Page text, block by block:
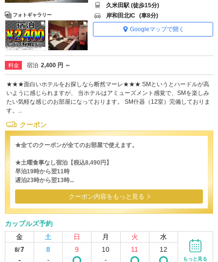
フォトギャラリー
久米田駅 (徒歩15分)
岸和田北IC (車8分)
Googleマップで開く
料金 宿泊 2,400 円 ～
★★★面白いホテルをお探しなら断然マーレ★★★ SMというとハードルが高
いように感じられますが、 当ホテルはアミューズメント感覚で、SMを楽しみ
たい気軽な感じのお部屋になっております。 SM什器（12室）完備しておりま
す。...
クーポン
★全てのクーポンが全てのお部屋で使えます。
★土曜食事なし宿泊【税込8,490円】
早泊19時から翌11時
遅泊23時から翌13時...
クーポン内容をもっと見る
カップルズ予約
金
土 日 月 火 水
8/7
-
8
-
9
10
-
11 12
もっと見る